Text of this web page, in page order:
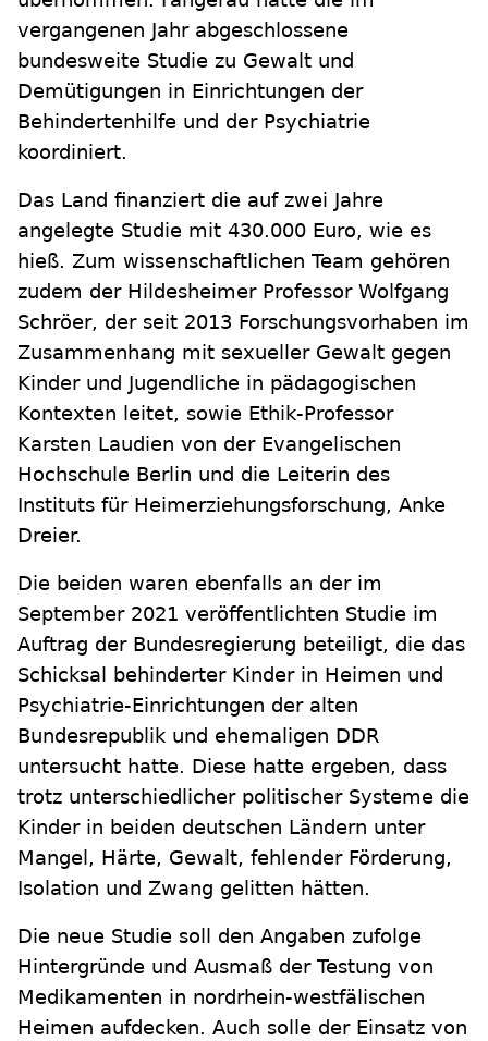
vergangenen Jahr abgeschlossene
bundesweite Studie zu Gewalt und
Demütigungen in Einrichtungen der
Behindertenhilfe und der Psychiatrie
koordiniert.
Das Land finanziert die auf zwei Jahre
angelegte Studie mit 430.000 Euro, wie es
hieß. Zum wissenschaftlichen Team gehören
zudem der Hildesheimer Professor Wolfgang
Schröer, der seit 2013 Forschungsvorhaben im
Zusammenhang mit sexueller Gewalt gegen
Kinder und Jugendliche in pädagogischen
Kontexten leitet, sowie Ethik-Professor
Karsten Laudien von der Evangelischen
Hochschule Berlin und die Leiterin des
Instituts für Heimerziehungsforschung, Anke
Dreier.
Die beiden waren ebenfalls an der im
September 2021 veröffentlichten Studie im
Auftrag der Bundesregierung beteiligt, die das
Schicksal behinderter Kinder in Heimen und
Psychiatrie-Einrichtungen der alten
Bundesrepublik und ehemaligen DDR
untersucht hatte. Diese hatte ergeben, dass
trotz unterschiedlicher politischer Systeme die
Kinder in beiden deutschen Ländern unter
Mangel, Härte, Gewalt, fehlender Förderung,
Isolation und Zwang gelitten hätten.
Die neue Studie soll den Angaben zufolge
Hintergründe und Ausmaß der Testung von
Medikamenten in nordrhein-westfälischen
Heimen aufdecken. Auch solle der Einsatz von